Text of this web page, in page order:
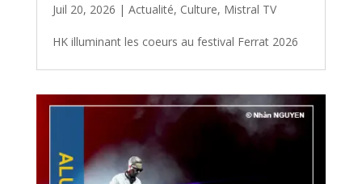
Juil 20, 2026 | Actualité, Culture, Mistral TV
HK illuminant les coeurs au festival Ferrat 2026